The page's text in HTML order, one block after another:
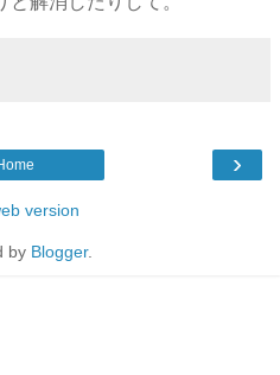
›
version
by Blogger.